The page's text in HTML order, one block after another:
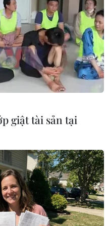
kết
nào?
vs
quyết
nhất
giật tài sản tại